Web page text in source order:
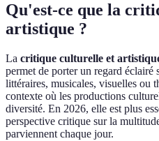
Qu'est-ce que la
artistique ?
La critique culturelle et
permet de porter un regard
littéraires, musicales, visuelles ou
contexte où les productions
diversité. En 2026, elle est plus
perspective critique sur la
parviennent chaque jour.